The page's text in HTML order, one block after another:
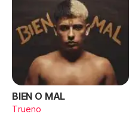
BIEN O MAL
Trueno